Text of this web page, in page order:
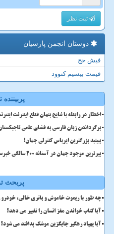
ثبت نظر
دوستان انجمن پارسیان
فیش حج
قیمت بیسیم کنوود
پربیننده
اخطار در رابطه با نتایج پنهان قطع اینترنت
برگرداندن زبان فارسی به فضای علمی
ببینید بزرگترین ایرباس کنترلی جهان!
پیرترین موجود جهان در آستانه ۲۰۰ سالگی خبرساز شد
پربحث
چه طور با ریموت خاموش و باتری خالی، خودرو
آیا کتاب خواندن مغز انسان را تغییر می دهد؟
آیا پهپاد رهگیر جایگزین موشک پدافند می شود؟